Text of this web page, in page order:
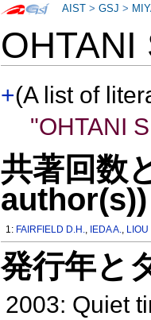
+(A list of
"OHTANI
共著回数
author(s))
1: FAIRFIELD D.H., IEDA A., LIOU
発行年と
2003: Quiet
AIST >GSJ >